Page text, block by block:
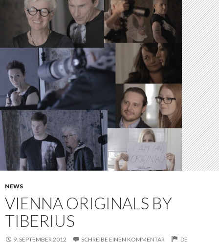
NEWS
VIENNA ORIGINALS BY
TIBERIUS
9. SEPTEMBER 2012 SCHREIBE EINEN KOMMENTAR DE